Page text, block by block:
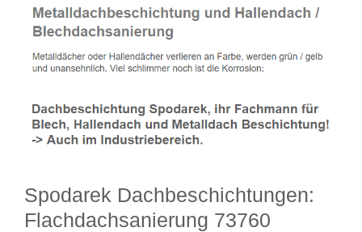
Spodarek Dachbeschichtungen:
Flachdachsanierung 73760